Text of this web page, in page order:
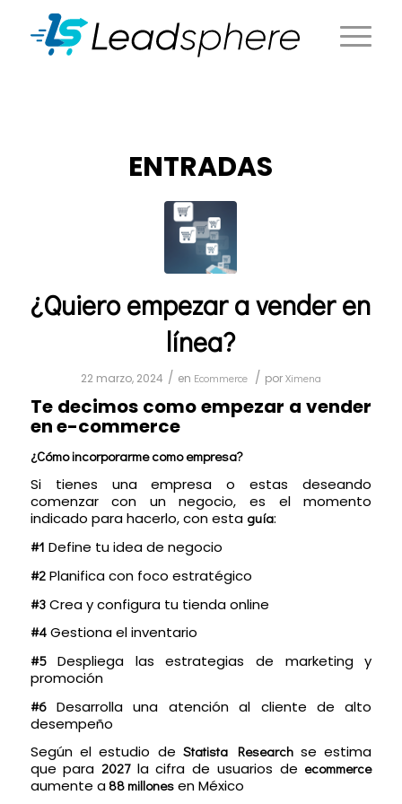
ENTRADAS
¿Quiero empezar a vender en
línea?
22 marzo, 2024 / en Ecommerce / porXimena
Te decimos como empezar a vender
en e-commerce
¿Cómo incorporarme como empresa?
Si tienes una empresa o estas deseando
comenzar con un negocio, es el momento
indicado para hacerlo, con esta guía:
#1 Define tu idea de negocio
#2Planifica con foco estratégico
#3Crea y configura tu tienda online
#4Gestiona el inventario
#5Despliega las estrategias de marketing y
promoción
#6Desarrolla una atención al cliente de alto
desempeño
Según el estudio deStatista Researchse estima
que para2027la cifra de usuarios de ecommerce
aumente a88 millonesen México